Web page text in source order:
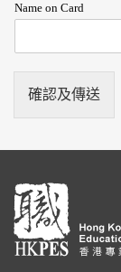
Name on Card
確認及傳送